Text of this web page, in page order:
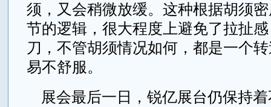
须，又会稍微放缓。这种根据胡须
节的逻辑，很大程度上避免了拉扯
刀，不管胡须情况如何，都是一个
易不舒服。
展会最后一日，锐亿展台仍保持